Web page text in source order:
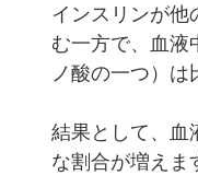
インスリンが他
む一方で、血液
ノ酸の一つ）は
結果として、血
な割合が増えま